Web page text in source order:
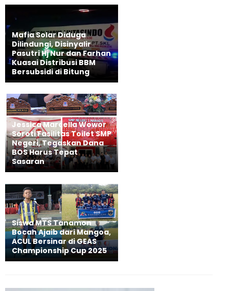
Mafia Solar Diduga
Dilindungi, Disinyalir
Pasutri Hj Nur dan Farhan
Kuasai Distribusi BBM
Bersubsidi di Bitung
Jessica Marcella Wowor
Soroti Fasilitas Toilet SMP
Negeri, Tegaskan Dana
BOS Harus Tepat
Sasaran
Siswa MTS Tanamon
Bocah Ajaib dari Mangoa,
ACUL Bersinar di GEAS
Championship Cup 2025